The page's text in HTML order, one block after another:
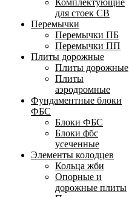
Комплектующие
для стоек СВ
Перемычки
Перемычки ПБ
Перемычки ПП
Плиты дорожные
Плиты дорожные
Плиты
аэродромные
Фундаментные блоки
ФБС
Блоки ФБС
Блоки фбс
усеченные
Элементы колодцев
Кольца жби
Опорные и
дорожные плиты